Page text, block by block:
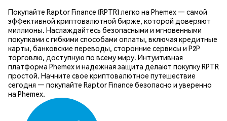
Покупайте Raptor Finance (RPTR) легко на Phemex — самой
эффективной криптовалютной бирже, которой доверяют
миллионы. Наслаждайтесь безопасными и мгновенными
покупками с гибкими способами оплаты, включая кредитные
карты, банковские переводы, сторонние сервисы и P2P
торговлю, доступную по всему миру. Интуитивная
платформа Phemex и надежная защита делают покупку RPTR
простой. Начните свое криптовалютное путешествие
сегодня — покупайте Raptor Finance безопасно и уверенно
на Phemex.